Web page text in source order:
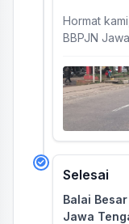
Hormat kami,
BBPJN
Selesai
Balai
Jawa